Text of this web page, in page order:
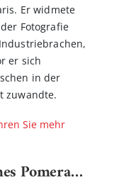
Er widmete
Fotografie
er sich
in der
zuwandte.
Sie mehr
James Pomerantz